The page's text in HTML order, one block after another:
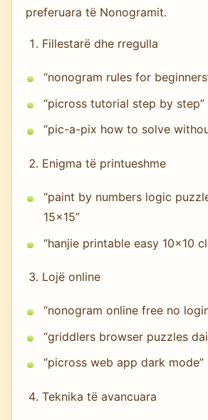
preferuara të Nonogramit.
Fillestarë dhe rregulla
“nonogram rules for
“picross tutorial step by step”
“pic-a-pix how to solve
Enigma të printueshme
“paint by numbers logic
15x15”
“hanjie printable easy 10x10
Lojë online
“nonogram online free no
“griddlers browser puzzles
“picross web app dark mode”
Teknika të avancuara